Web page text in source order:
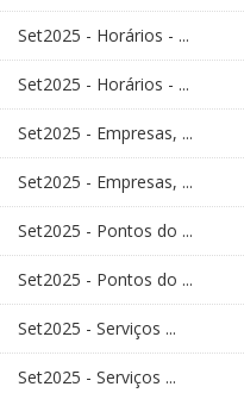
Set2025 - Horários - ...
Set2025 - Horários - ...
Set2025 - Empresas, ...
Set2025 - Empresas, ...
Set2025 - Pontos do ...
Set2025 - Pontos do ...
Set2025 - Serviços ...
Set2025 - Serviços ...